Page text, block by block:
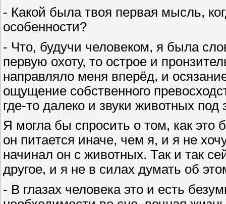
- Какой была твоя первая мысль,
особенности?
- Что, будучи человеком, я была
первую охоту, то острое и
направляло меня вперёд, и
ощущение собственного
где-то далеко и звуки животных
Я могла бы спросить о том, как
он питается иначе, чем я, и я не
начинал он с животных. Так и так
другое, и я не в силах думать об
- В глазах человека это и есть